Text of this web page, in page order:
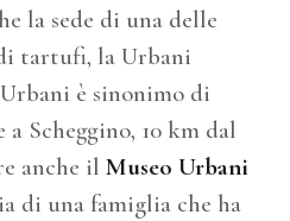
la sede di una delle
tartufi, la Urbani
è sinonimo di
Scheggino, 10 km dal
anche il Museo Urbani
di una famiglia che ha